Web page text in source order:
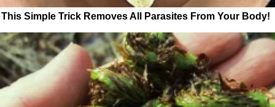
This Simple Trick Removes All Parasites From Your Body!